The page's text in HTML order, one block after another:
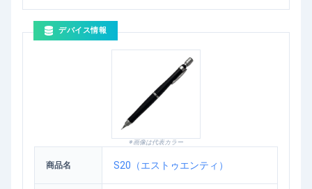
デバイス情報
※画像は代表カラー
商品名 S20（エストゥエンティ）